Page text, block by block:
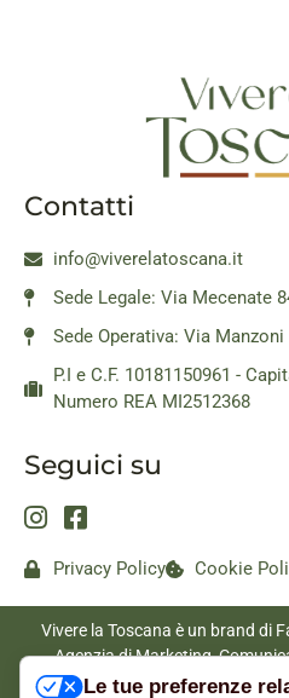
Contatti
info@viverelatoscana.it
Sede Legale: Via Mecenate
Sede Operativa: Via Manzoni
P.I e C.F. 10181150961 -
Numero REA MI2512368
Seguici su
Privacy Policy Cookie
Vivere la Toscana è un brand di
Agenzia di Marketing,
|
Le tue preferenze